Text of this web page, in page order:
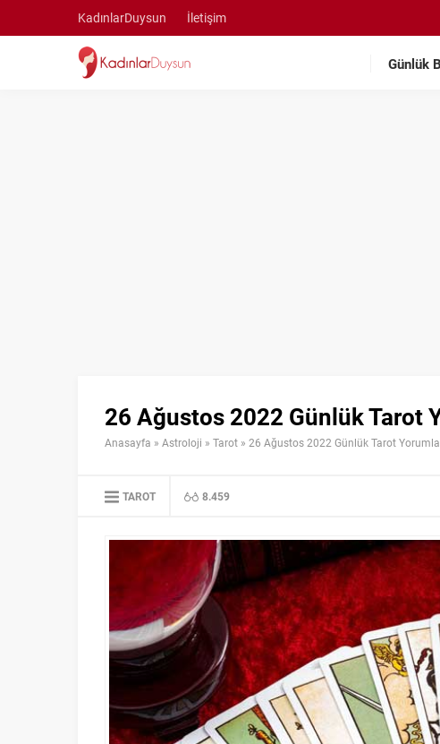
KadınlarDuysun İletişim
Günlük
26 Ağustos 2022 Günlük Tarot
Anasayfa » Astroloji » Tarot » 26 Ağustos 2022 Günlük Tarot
TAROT 8.459